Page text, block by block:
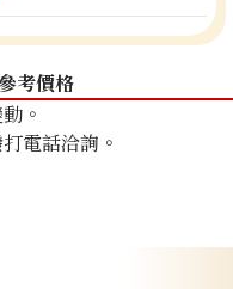
考價格
。
電話洽詢。